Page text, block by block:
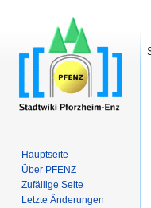
Hauptseite
Über PFENZ
Zufällige Seite
Letzte Änderungen